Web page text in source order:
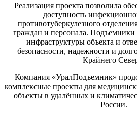
Реализация проекта позволила
доступность
противотуберкулезного
граждан и персонала.
инфраструктуры объекта и
безопасности, надежности и
Крайнего
Компания «УралПодъемник»
комплексные проекты для
объекты в удалённых и
России.